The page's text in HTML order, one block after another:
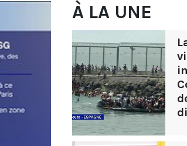
À LA UNE